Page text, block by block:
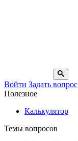
Войти Задать вопрос
Полезное
Калькулятор
Темы вопросов